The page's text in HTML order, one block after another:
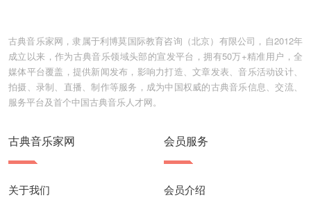
纽约爱乐乐团演奏家
美国新英格兰音乐学院教授美国作家、戏剧家
皇后学院音乐剧教授
古典音乐家网，隶属于利博莫国际教育咨询（北京）有限公司，自2012年
成立以来，作为古典音乐领域头部的宣发平台，拥有50万+精准用户，全
媒体平台覆盖，提供新闻发布，影响力打造、文章发表、音乐活动设计、
拍摄、录制、直播、制作等服务，成为中国权威的古典音乐信息、交流、
服务平台及首个中国古典音乐人才网。
古典音乐家网
关于我们
会员服务
会员介绍